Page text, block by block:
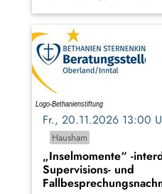
Fr., 20.11.2026 13:00
Hausham
„Inselmomente“ -
Supervisions- und